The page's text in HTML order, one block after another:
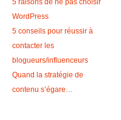
5 raisons de ne pas choisir
WordPress
5 conseils pour réussir à
contacter les
blogueurs/influenceurs
Quand la stratégie de
contenu s’égare…